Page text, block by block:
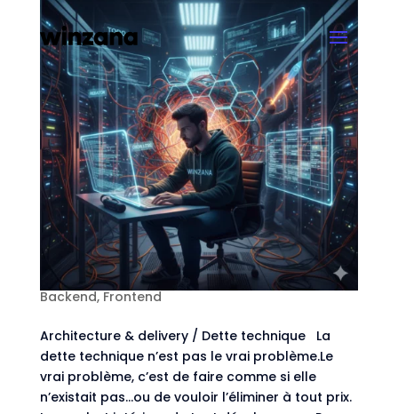
La dette technique n’est pas le problème
(tant qu’elle est pilotée)
parVincent Journel Fév 27, 2026| Architecture
Backend, Frontend
Architecture & delivery / Dette technique La
dette technique n’est pas le vrai problème.Le
vrai problème, c’est de faire comme si elle
n’existait pas…ou de vouloir l’éliminer à tout prix.